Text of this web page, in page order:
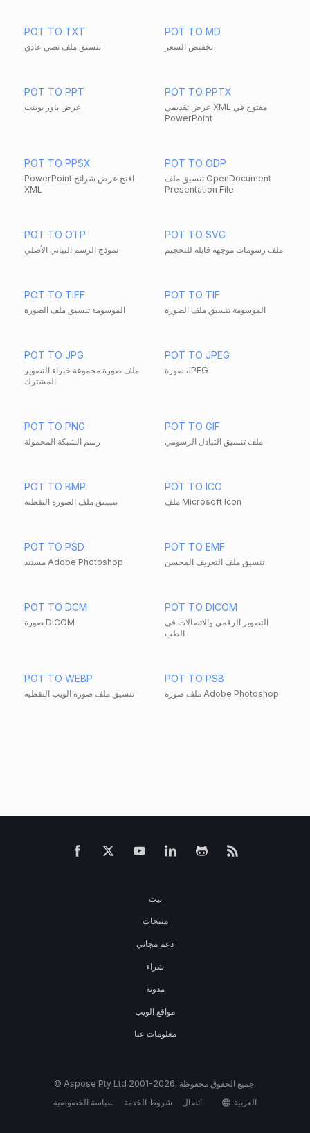
POT TO TXT
تنسيق ملف نصي عادي
POT TO MD
تخفيض السعر
POT TO PPT
عرض باور بوينت
POT TO PPTX
عرض تقديمي XML مفتوح في
PowerPoint
POT TO PPSX
PowerPoint افتح عرض شرائح
XML
POT TO ODP
تنسيق ملف OpenDocument
Presentation File
POT TO OTP
نموذج الرسم البياني الأصلي
POT TO SVG
ملف رسومات موجهة قابلة للتحجيم
POT TO TIFF
الموسومة تنسيق ملف الصورة
POT TO TIF
الموسومة تنسيق ملف الصورة
POT TO JPG
ملف صورة مجموعة خبراء التصوير
المشترك
POT TO JPEG
صورة JPEG
POT TO PNG
رسم الشبكة المحمولة
POT TO GIF
ملف تنسيق التبادل الرسومي
POT TO BMP
تنسيق ملف الصورة النقطية
POT TO ICO
ملف Microsoft Icon
POT TO PSD
مستند Adobe Photoshop
POT TO EMF
تنسيق ملف التعريف المحسن
POT TO DCM
صورة DICOM
POT TO DICOM
التصوير الرقمي والاتصالات في
الطب
POT TO WEBP
تنسيق ملف صورة الويب النقطية
POT TO PSB
ملف صورة Adobe Photoshop
بيت
منتجات
دعم مجاني
شراء
مدونة
مواقع الويب
معلومات عنا
© Aspose Pty Ltd 2001-2026. جميع الحقوق محفوظة.
سياسة الخصوصية
شروط الخدمة اتصال العربية